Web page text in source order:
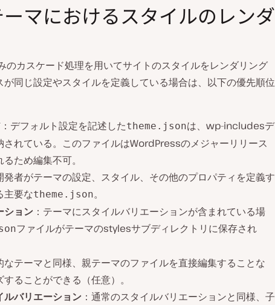
マにおけるスタイルのレンダ
のカスケード処理を用いてサイトのスタイルをレンダリング
が同じ設定やスタイルを定義している場合は、以下の優先順位
：デフォルト設定を記述したtheme.jsonは、wp-includesデ
されている。このファイルはWordPressのメジャーリリース
ため編集不可。
発者がテーマの設定、スタイル、その他のプロパティを定義す
主要なtheme.json。
ション ：テーマにスタイルバリエーションが含まれている場
ファイルがテーマのstylesサブディレクトリに保存され
なテーマと同様、親テーマのファイルを直接編集することな
ることができる（任意）。
ルバリエーション ：通常のスタイルバリエーションと同様、子